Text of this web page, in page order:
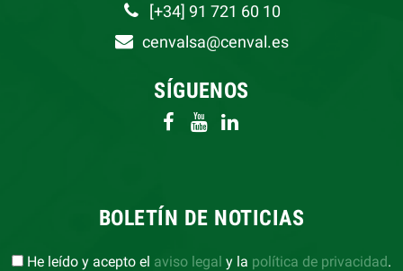
[+34] 91 721 60 10
cenvalsa@cenval.es
SÍGUENOS
BOLETÍN DE NOTICIAS
He leído y acepto el aviso legal y la política de privacidad.